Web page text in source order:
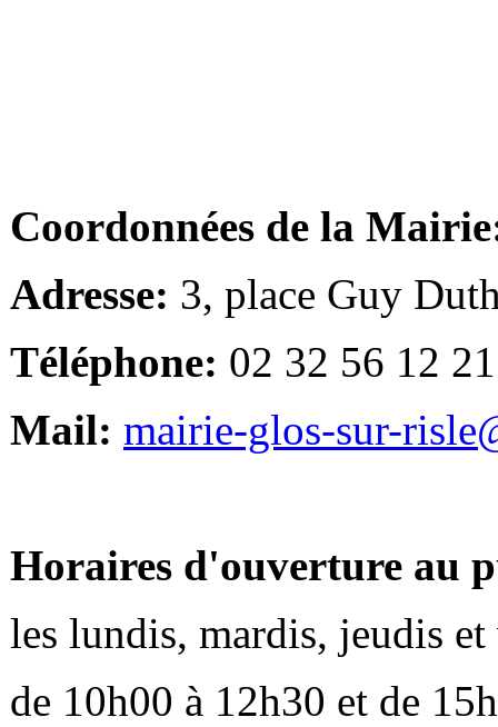
Coordonnées de la
Adresse: 3, place Guy
Téléphone: 02 32 56 12 21
Mail: mairie-glos-sur-
Horaires d'ouverture au
les lundis, mardis, jeudis et
de 10h00 à 12h30 et de